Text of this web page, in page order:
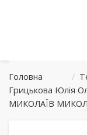
Головна /
Грицькова Юлія
МИКОЛАЇВ